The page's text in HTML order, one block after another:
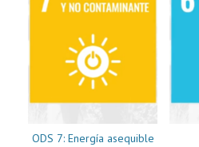
ODS 7: Energía asequible